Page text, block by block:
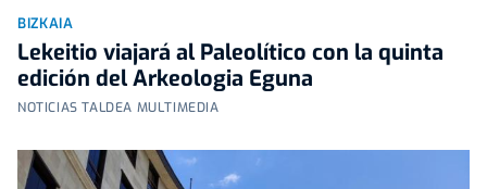
BIZKAIA
Lekeitio viajará al Paleolítico con la quinta
edición del Arkeologia Eguna
NOTICIAS TALDEA MULTIMEDIA